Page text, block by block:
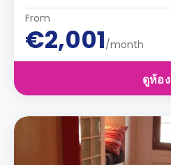
From
€2,001/month
ดูห้อง